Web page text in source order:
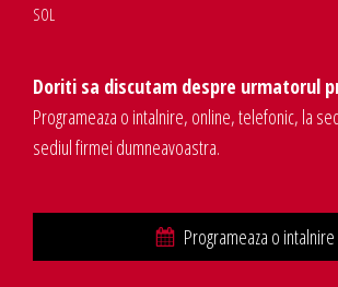
SOL
Doriti sa discutam despre urmatorul
Programeaza o intalnire, online, telefonic, la
sediul firmei dumneavoastra.
Programeaza o intalnire